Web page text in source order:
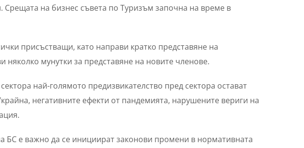
Срещата на бизнес съвета по Туризъм започна на време в
присъстващи, като направи кратко представяне на
няколко мунутки за представяне на новите членове.
най-голямото предизвикателство пред сектора остават
негативните ефекти от пандемията, нарушените вериги на
БС е важно да се инициират законови промени в нормативната